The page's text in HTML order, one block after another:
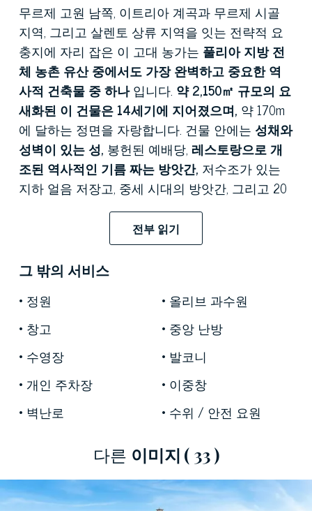
무르제 고원 남쪽, 이트리아 계곡과 무르제 시골
지역, 그리고 살렌토 상류 지역을 잇는 전략적 요
충지에 자리 잡은 이 고대 농가는 풀리아 지방 전
체 농촌 유산 중에서도 가장 완벽하고 중요한 역
사적 건축물 중 하나입니다. 약 2,150㎡ 규모의 요
새화된 이 건물은 14세기에 지어졌으며, 약 170m
에 달하는 정면을 자랑합니다. 건물 안에는 성채와
성벽이 있는 성, 봉헌된 예배당, 레스토랑으로 개
조된 역사적인 기름 짜는 방앗간, 저수조가 있는
지하 얼음 저장고, 중세 시대의 방앗간, 그리고 20
헥타르 규모의 부지를 내려다보는
리브 나무가 있는 웅장한 올리브 숲
문화재 관리국의 감독 하에 진행된 보존
복원 사업을 통해
아 중세 시대 가장 강력한 가문 중 하나였던 조반
니 안토니오 오르시니 델 발초 공작이 지은
성으로, 특유의 성벽 탑이 주변 경관을 압도합니
다. 이 건물은 19세기 후반에 지어진 신관과 함께
저택의 대부분 객실과 스위트룸을 이루고 있으며,
며져 있습니다. 돌로 된 천장, 웅장한 벽난로, 안뜰
자아냅니다.
전부 읽기
그 밖의 서비스
정원
올리브 과수원
창고
중앙 난방
수영장
발코니
개인 주차장
이중창
벽난로
수위 / 안전 요원
다른 이미지 ( 33 )